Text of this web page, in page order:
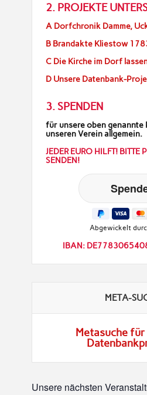
2. PROJEKTE
A Dorfchronik Damme,
B Brandakte Kliestow
C Die Kirche im Dorf
D Unsere Datenbank-
3. SPENDEN
für unsere oben genannte
unseren Verein allgemein.
JEDER EURO HILFT! BITTE
SENDEN!
Abgewickelt
IBAN:
META-
Metasuche für
Unsere nächsten